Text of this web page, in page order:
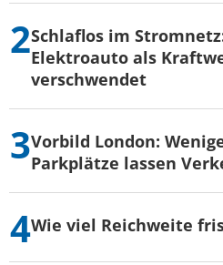
Schlaflos im
Elektroauto als
verschwendet
Vorbild London:
Parkplätze lassen
Wie viel Reichweite